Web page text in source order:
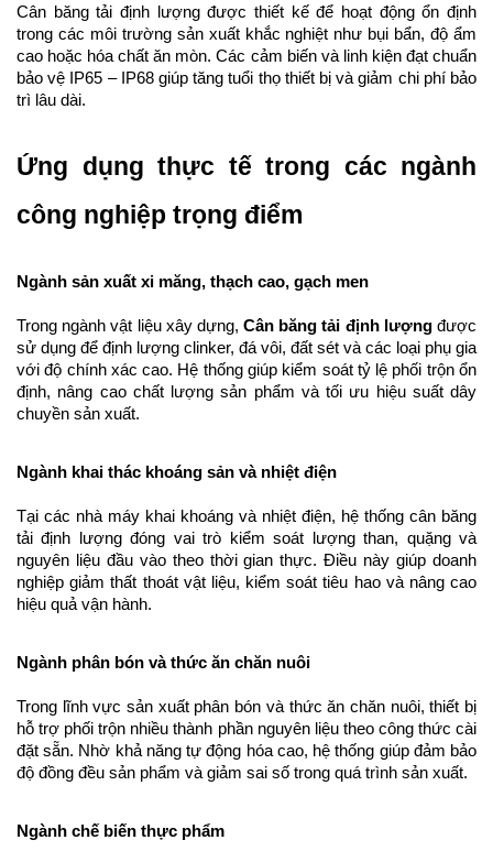
Cân băng tải định lượng được thiết kế để hoạt động ổn định
trong các môi trường sản xuất khắc nghiệt như bụi bẩn, độ ẩm
cao hoặc hóa chất ăn mòn. Các cảm biến và linh kiện đạt chuẩn
bảo vệ IP65 – IP68 giúp tăng tuổi thọ thiết bị và giảm chi phí bảo
trì lâu dài.
Ứng dụng thực tế trong các ngành
công nghiệp trọng điểm
Ngành sản xuất xi măng, thạch cao, gạch men
Trong ngành vật liệu xây dựng, Cân băng tải định lượng được
sử dụng để định lượng clinker, đá vôi, đất sét và các loại phụ gia
với độ chính xác cao. Hệ thống giúp kiểm soát tỷ lệ phối trộn ổn
định, nâng cao chất lượng sản phẩm và tối ưu hiệu suất dây
chuyền sản xuất.
Ngành khai thác khoáng sản và nhiệt điện
Tại các nhà máy khai khoáng và nhiệt điện, hệ thống cân băng
tải định lượng đóng vai trò kiểm soát lượng than, quặng và
nguyên liệu đầu vào theo thời gian thực. Điều này giúp doanh
nghiệp giảm thất thoát vật liệu, kiểm soát tiêu hao và nâng cao
hiệu quả vận hành.
Ngành phân bón và thức ăn chăn nuôi
Trong lĩnh vực sản xuất phân bón và thức ăn chăn nuôi, thiết bị
hỗ trợ phối trộn nhiều thành phần nguyên liệu theo công thức cài
đặt sẵn. Nhờ khả năng tự động hóa cao, hệ thống giúp đảm bảo
độ đồng đều sản phẩm và giảm sai số trong quá trình sản xuất.
Ngành chế biến thực phẩm